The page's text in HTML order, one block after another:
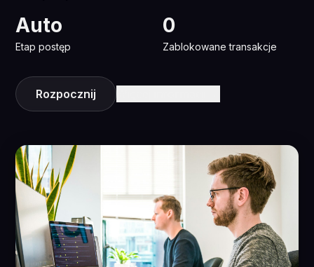
Auto
Etap postęp
0
Zablokowane transakcje
Rozpocznij